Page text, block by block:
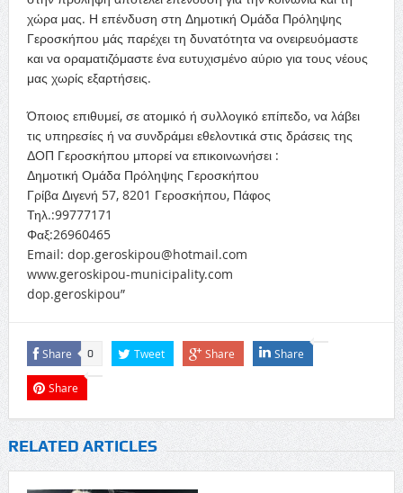
χώρα μας. Η επένδυση στη Δημοτική Ομάδα Πρόληψης
Γεροσκήπου μάς παρέχει τη δυνατότητα να ονειρευόμαστε
και να οραματιζόμαστε ένα ευτυχισμένο αύριο για τους νέους
μας χωρίς εξαρτήσεις.
Όποιος επιθυμεί, σε ατομικό ή συλλογικό επίπεδο, να λάβει
τις υπηρεσίες ή να συνδράμει εθελοντικά στις δράσεις της
ΔΟΠ Γεροσκήπου μπορεί να επικοινωνήσει :
Δημοτική Ομάδα Πρόληψης Γεροσκήπου
Γρίβα Διγενή 57, 8201 Γεροσκήπου, Πάφος
Τηλ.:99777171
Φαξ:26960465
Email: dop.geroskipou@hotmail.com
www.geroskipou-municipality.com
dop.geroskipou”
Share 0 Tweet Share Share
Share
RELATED ARTICLES